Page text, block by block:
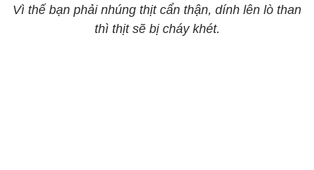
Vì thế bạn phải nhúng thịt cẩn thận, dính lên lò than
thì thịt sẽ bị cháy khét.